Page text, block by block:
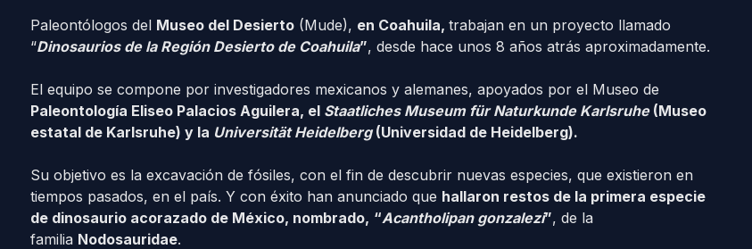
Paleontólogos del Museo del Desierto(Mude), en Coahuila, trabajan en un proyecto llamado
“Dinosaurios de la Región Desierto de Coahuila”, desde hace unos 8 años atrás aproximadamente.
El equipo se compone por investigadores mexicanos y alemanes, apoyados por el Museo de
Paleontología Eliseo Palacios Aguilera, el Staatliches Museum für Naturkunde Karlsruhe (Museo
estatal de Karlsruhe) y la Universität Heidelberg(Universidad de Heidelberg).
Su objetivo es la excavación de fósiles, con el fin de descubrir nuevas especies, que existieron en
tiempos pasados, en el país. Y con éxito han anunciado que hallaron restos de la primera especie
de dinosaurio acorazado de México, nombrado, “Acantholipan gonzalezi”, de la
familia Nodosauridae.